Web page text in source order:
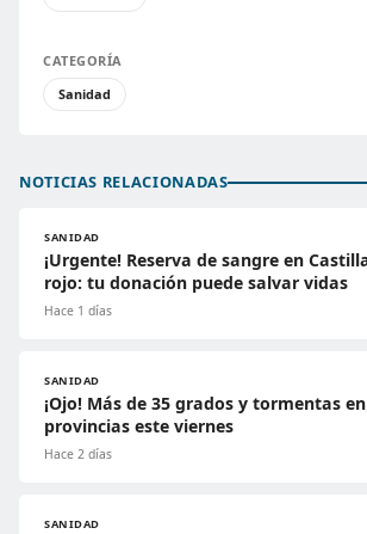
CATEGORÍA
Sanidad
NOTICIAS RELACIONADAS
SANIDAD
¡Urgente! Reserva de sangre en
rojo: tu donación puede salvar vidas
Hace 1 días
SANIDAD
¡Ojo! Más de 35 grados y tormentas
provincias este viernes
Hace 2 días
SANIDAD